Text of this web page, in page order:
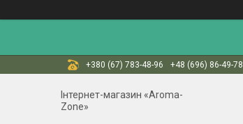
+380 (67) 783-48-96 +48 (696) 86-49-78
Інтернет-магазин «Aroma-
Zone»